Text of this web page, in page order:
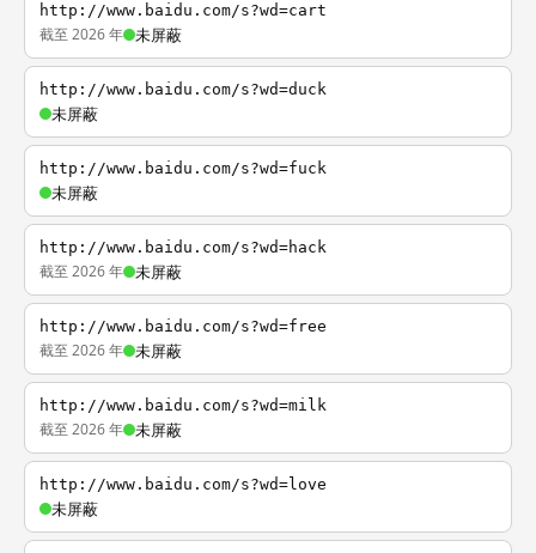
http://www.baidu.com/s?wd=cart
截至 2026 年 未屏蔽
http://www.baidu.com/s?wd=duck
未屏蔽
http://www.baidu.com/s?wd=fuck
未屏蔽
http://www.baidu.com/s?wd=hack
截至 2026 年 未屏蔽
http://www.baidu.com/s?wd=free
截至 2026 年 未屏蔽
http://www.baidu.com/s?wd=milk
截至 2026 年 未屏蔽
http://www.baidu.com/s?wd=love
未屏蔽